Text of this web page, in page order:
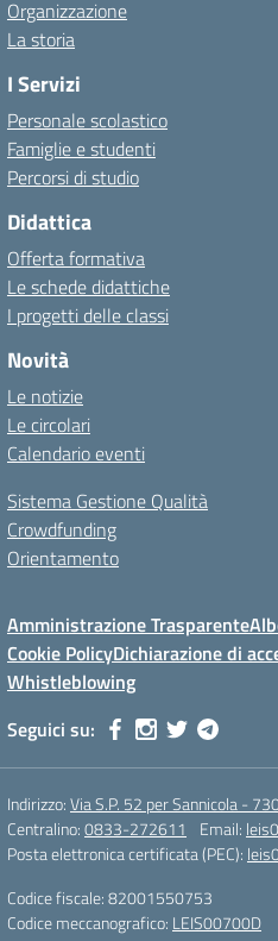
Organizzazione
La storia
I Servizi
Personale scolastico
Famiglie e studenti
Percorsi di studio
Didattica
Offerta formativa
Le schede didattiche
I progetti delle classi
Novità
Le notizie
Le circolari
Calendario eventi
Sistema Gestione Qualità
Crowdfunding
Orientamento
Amministrazione Trasparente
Cookie PolicyDichiarazione di
Whistleblowing
Seguici su:
Indirizzo:Via S.P. 52 per Sannicola -
Centralino:0833-272611 Email:
Posta elettronica certificata (PEC):
Codice fiscale: 82001550753
Codice meccanografico: LEIS00700D